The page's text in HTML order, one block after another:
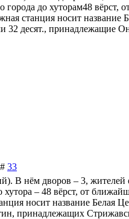
города до хуторам48
станция носит
32 десят.,
33
В нём дворов – 3,
хутора – 48 вёрст, от
носит название Белая
принадлежащих